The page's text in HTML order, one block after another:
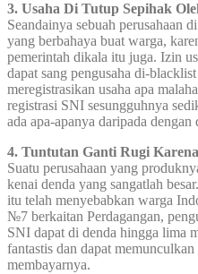
3. Usaha Di Tutup Sepihak
Seandainya sebuah perusahaan
yang berbahaya buat warga,
pemerintah dikala itu juga. Izin
dapat sang pengusaha di-
meregistrasikan usaha apa
registrasi SNI sesungguhnya
ada apa-apanya daripada
4. Tuntutan Ganti Rugi
Suatu perusahaan yang
kenai denda yang sangatlah
itu telah menyebabkan warga
№7 berkaitan Perdagangan,
SNI dapat di denda hingga lima
fantastis dan dapat
membayarnya.